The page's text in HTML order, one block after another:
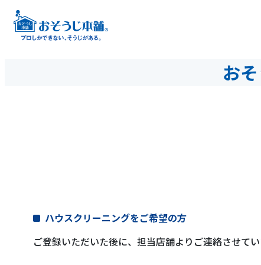
お
ハウスクリーニングをご希望の方
ご登録いただいた後に、担当店舗よりご連絡させてい